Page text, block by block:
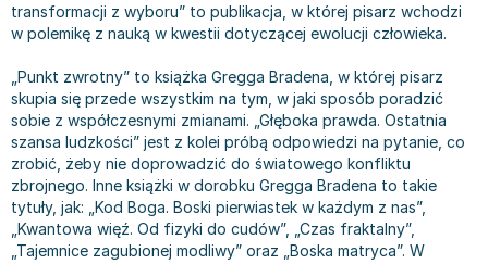
Książki o fizyce i astronomii
Geografia - książki
Inne
Książki do matematyki
Książki medyczne
Książki do nauk przyrodniczych
Technika, inżynieria, technologia - książki, podręczniki -
nauki ścisłe
Książki do nauk społecznych i humanistycznych
Książki o zainteresowaniach dla dzieci 3-5 lat
Książki dla dzieci 6-8 lat
Książki do nauki czytania 6-8 lat
Książki do nauki języków obcych 6-8 lat
Książki do nauki pisania i liczenia 6-8 lat
Kreatywne i aktywizujące książki dla dzieci 6-8 lat
Literatura dla dzieci 6-8 lat
Poznawanie świata dla dzieci 6-8 lat - książki
Książki o zainteresowaniach dla dzieci 6-8 lat
Książki: Poradniki
Inne
Książki: Dom, ogród - poradniki
Książki: Hobby - poradniki
Książki: Moda, uroda, savoir vivre - poradniki
Książki pamiątkowe
Pozostałe książki
Ewa Nowak
Robin Cook
Carlos Ruiz Zafon
Konrad Gaca
Jerzy Zięba
Jodi Picoult
Dorota Terakowska
Abbi Glines
Alfred Szklarski
transformacji z wyboru” to publikacja, w której pisarz wchodzi
w polemikę z nauką w kwestii dotyczącej ewolucji człowieka.
„Punkt zwrotny” to książka Gregga Bradena, w której pisarz
skupia się przede wszystkim na tym, w jaki sposób poradzić
sobie z współczesnymi zmianami. „Głęboka prawda. Ostatnia
szansa ludzkości” jest z kolei próbą odpowiedzi na pytanie, co
zrobić, żeby nie doprowadzić do światowego konfliktu
zbrojnego. Inne książki w dorobku Gregga Bradena to takie
tytuły, jak: „Kod Boga. Boski pierwiastek w każdym z nas”,
„Kwantowa więź. Od fizyki do cudów”, „Czas fraktalny”,
„Tajemnice zagubionej modliwy” oraz „Boska matryca”. W